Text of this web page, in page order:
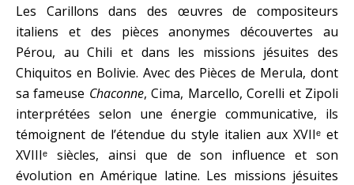
Les Carillons dans des œuvres de compositeurs
italiens et des pièces anonymes découvertes au
Pérou, au Chili et dans les missions jésuites des
Chiquitos en Bolivie. Avec des Pièces de Merula, dont
sa fameuse Chaconne, Cima, Marcello, Corelli et Zipoli
interprétées selon une énergie communicative, ils
témoignent de l’étendue du style italien aux XVIIᵉ et
XVIIIᵉ siècles, ainsi que de son influence et son
évolution en Amérique latine. Les missions jésuites